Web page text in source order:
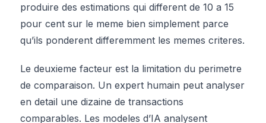
produire des estimations qui different de 10 a 15
pour cent sur le meme bien simplement parce
qu’ils ponderent differemment les memes criteres.
Le deuxieme facteur est la limitation du perimetre
de comparaison. Un expert humain peut analyser
en detail une dizaine de transactions
comparables. Les modeles d’IA analysent